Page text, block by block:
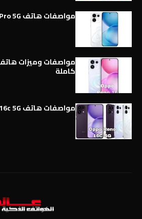
مواصفات هاتف Oppo Reno 16 Pro 5G كاملة
كاملة
مواصفات هاتف Oppo Reno 16c 5G كاملة